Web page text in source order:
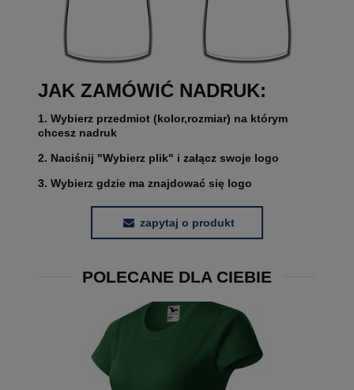
JAK ZAMÓWIĆ NADRUK:
1. Wybierz przedmiot (kolor,rozmiar) na którym
chcesz nadruk
2. Naciśnij "Wybierz plik" i załącz swoje logo
3. Wybierz gdzie ma znajdować się logo
zapytaj o produkt
POLECANE DLA CIEBIE